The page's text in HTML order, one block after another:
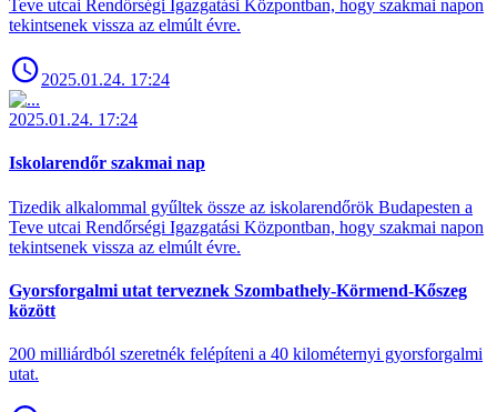
Teve utcai Rendőrségi Igazgatási Központban, hogy szakmai napon
tekintsenek vissza az elmúlt évre.
2025.01.24. 17:24
2025.01.24. 17:24
Iskolarendőr szakmai nap
Tizedik alkalommal gyűltek össze az iskolarendőrök Budapesten a
Teve utcai Rendőrségi Igazgatási Központban, hogy szakmai napon
tekintsenek vissza az elmúlt évre.
Gyorsforgalmi utat terveznek Szombathely-Körmend-Kőszeg
között
200 milliárdból szeretnék felépíteni a 40 kilométernyi gyorsforgalmi
utat.